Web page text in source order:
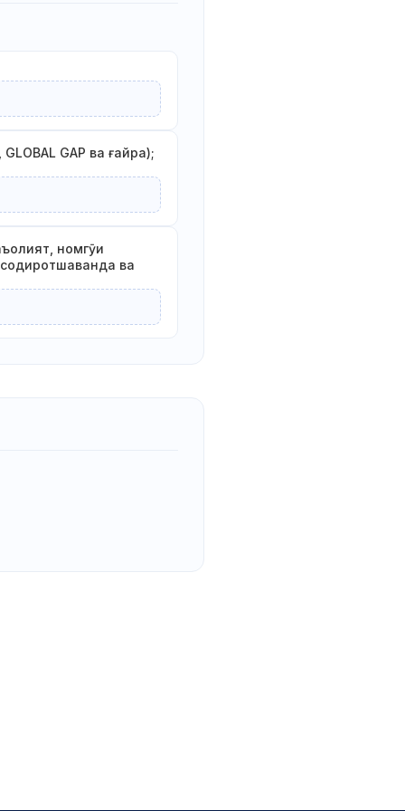
GAP ва ғайра);
номгӯи
содиротшаванда ва